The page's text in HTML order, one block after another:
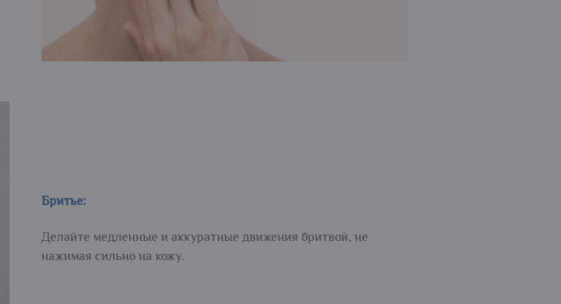
Бритье:
Делайте медленные и аккуратные движения бритвой, не
нажимая сильно на кожу.